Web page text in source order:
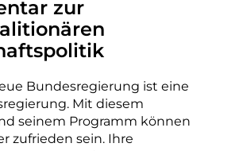
zur
Bundesregierung ist eine
Mit diesem
seinem Programm können
zufrieden sein. Ihre